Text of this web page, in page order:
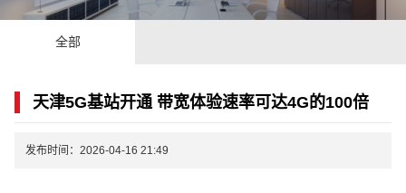
全部
天津5G基站开通 带宽体验速率可达4G的100倍
发布时间：2026-04-16 21:49